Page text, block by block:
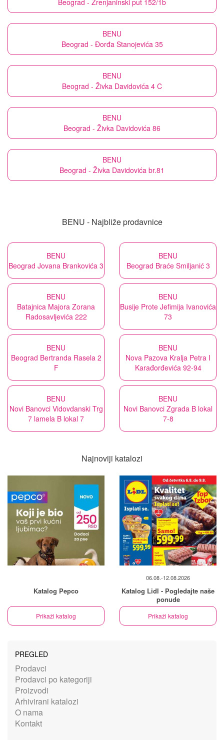
Beograd - Zrenjaninski put 152/1b
BENU
Beograd - Đorđa Stanojevića 35
BENU
Beograd - Živka Davidovića 4 C
BENU
Beograd - Živka Davidovića 86
BENU
Beograd - Živka Davidovića br.81
BENU - Najbliže prodavnice
BENU
Beograd Jovana Brankovića 3
BENU
Beograd Braće Smiljanić 3
BENU
Batajnica Majora Zorana
Radosavljevića 222
BENU
Busije Prote Jefimija Ivanovića
73
BENU
Beograd Bertranda Rasela 2
F
BENU
Nova Pazova Kralja Petra I
Karađorđevića 92-94
BENU
Novi Banovci Vidovdanski Trg
7 lamela B lokal 7
BENU
Novi Banovci Zgrada B lokal
7-8
Najnoviji katalozi
Katalog Pepco
Prikaži katalog
06.08.-12.08.2026
Katalog Lidl - Pogledajte naše
ponude
Prikaži katalog
PREGLED
Prodavci
Prodavci po kategoriji
Proizvodi
Arhivirani katalozi
O nama
Kontakt